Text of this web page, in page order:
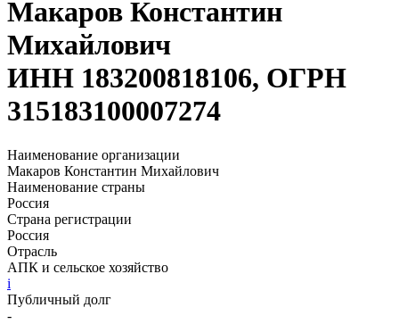
Макаров Константин
Михайлович
ИНН 183200818106, ОГРН
315183100007274
Наименование организации
Макаров Константин Михайлович
Наименование страны
Россия
Страна регистрации
Россия
Отрасль
АПК и сельское хозяйство
i
Публичный долг
-